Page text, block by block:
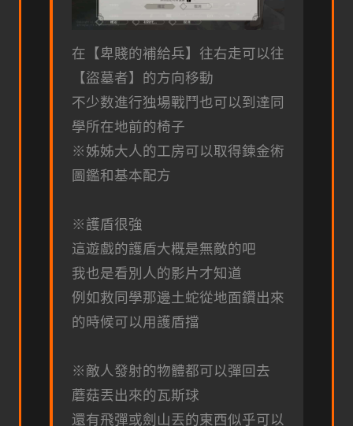
在【卑賤的補給兵】往右走可以往
【盜墓者】的方向移動
不少数進行独場戰鬥也可以到達同
學所在地前的椅子
※姊姊大人的工房可以取得鍊金術
圖鑑和基本配方
※護盾很強
這遊戲的護盾大概是無敵的吧
我也是看別人的影片才知道
例如救同學那邊土蛇從地面鑽出來
的時候可以用護盾擋
※敵人發射的物體都可以彈回去
蘑菇丟出來的瓦斯球
還有飛彈或劍山丟的東西似乎可以